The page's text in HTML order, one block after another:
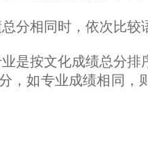
分相同时，依次比较
是按文化成绩总分
，如专业成绩相同，